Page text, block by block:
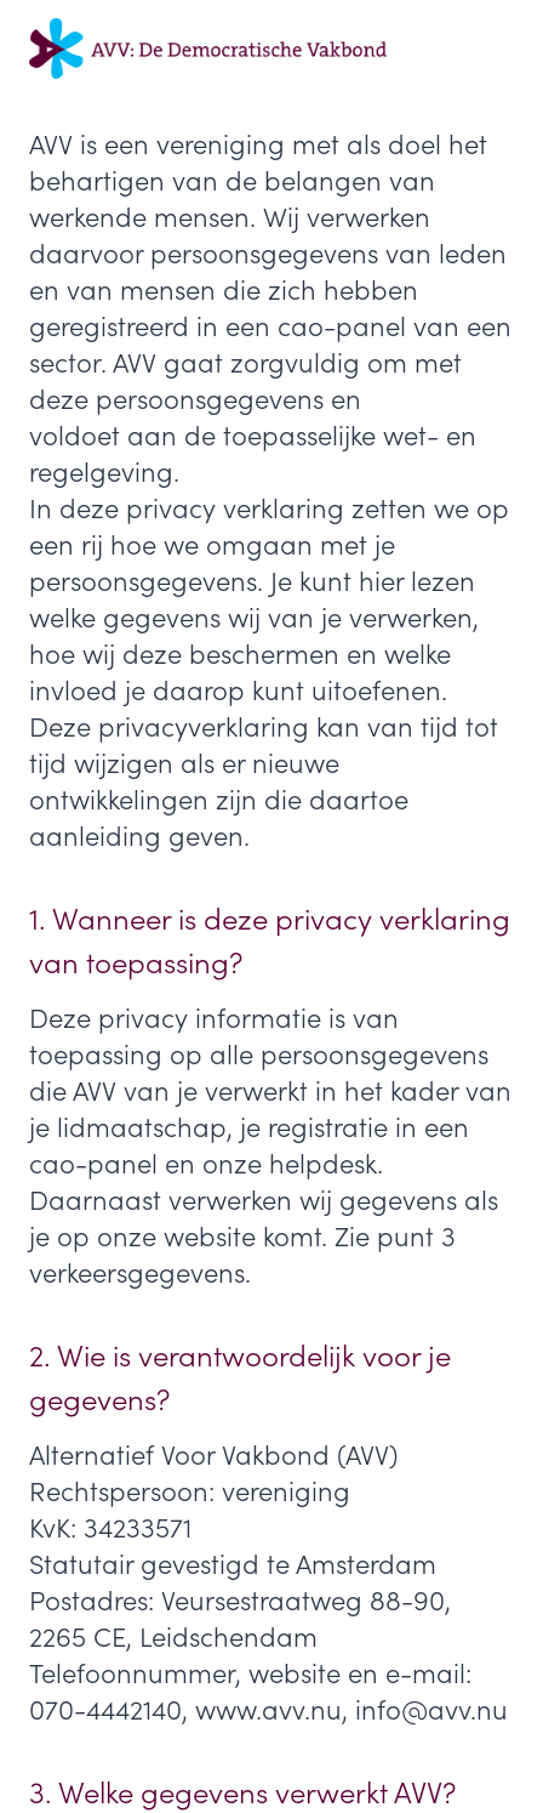
Doorgaan
naar
inhoud
AVV is een vereniging met als doel het
behartigen van de belangen van
werkende mensen. Wij verwerken
daarvoor persoonsgegevens van leden
en van mensen die zich hebben
geregistreerd in een cao-panel van een
sector. AVV gaat zorgvuldig om met
deze persoonsgegevens en
voldoet aan de toepasselijke wet- en
regelgeving.
In deze privacy verklaring zetten we op
een rij hoe we omgaan met je
persoonsgegevens. Je kunt hier lezen
welke gegevens wij van je verwerken,
hoe wij deze beschermen en welke
invloed je daarop kunt uitoefenen.
Deze privacyverklaring kan van tijd tot
tijd wijzigen als er nieuwe
ontwikkelingen zijn die daartoe
aanleiding geven.
1. Wanneer is deze privacy verklaring
van toepassing?
Deze privacy informatie is van
toepassing op alle persoonsgegevens
die AVV van je verwerkt in het kader van
je lidmaatschap, je registratie in een
cao-panel en onze helpdesk.
Daarnaast verwerken wij gegevens als
je op onze website komt. Zie punt 3
verkeersgegevens.
2. Wie is verantwoordelijk voor je
gegevens?
Alternatief Voor Vakbond (AVV)
Rechtspersoon: vereniging
KvK: 34233571
Statutair gevestigd te Amsterdam
Postadres: Veursestraatweg 88-90,
2265 CE, Leidschendam
Telefoonnummer, website en e-mail:
070-4442140, www.avv.nu, info@avv.nu
3. Welke gegevens verwerkt AVV?